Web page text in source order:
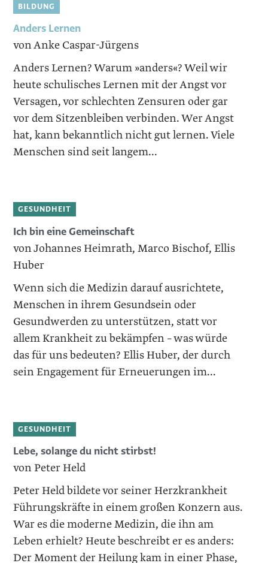
BILDUNG
Anders Lernen
von Anke Caspar-Jürgens
Anders Lernen? Warum »anders«? Weil wir
heute schulisches Lernen mit der Angst vor
Versagen, vor schlechten Zensuren oder gar
vor dem Sitzenbleiben verbinden. Wer Angst
hat, kann bekanntlich nicht gut lernen. Viele
Menschen sind seit langem...
GESUNDHEIT
Ich bin eine Gemeinschaft
von Johannes Heimrath, Marco Bischof, Ellis
Huber
Wenn sich die Medizin darauf ausrichtete,
Menschen in ihrem Gesundsein oder
Gesundwerden zu unterstützen, statt vor
allem Krankheit zu bekämpfen – was würde
das für uns bedeuten? Ellis Huber, der durch
sein Engagement für Erneuerungen im...
GESUNDHEIT
Lebe, solange du nicht stirbst!
von Peter Held
Peter Held bildete vor seiner Herzkrankheit
Führungskräfte in einem großen Konzern aus.
War es die moderne Medizin, die ihn am
Leben erhielt? Heute beschreibt er es anders:
Der ­Moment der Heilung kam in einer Phase,